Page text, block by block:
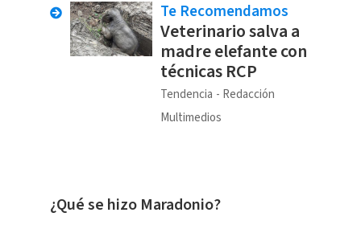
Te Recomendamos
Veterinario salva a
madre elefante con
técnicas RCP
Tendencia
Redacción
Multimedios
¿Qué se hizo Maradonio?